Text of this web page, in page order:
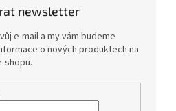
newsletter
e-mail a my vám budeme
o nových produktech na
shopu.